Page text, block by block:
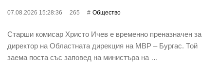
07.08.2026 15:28:36 265 Общество
Старши комисар Христо Ичев е временно преназначен за
директор на Областната дирекция на МВР – Бургас. Той
заема поста със заповед на министъра на …